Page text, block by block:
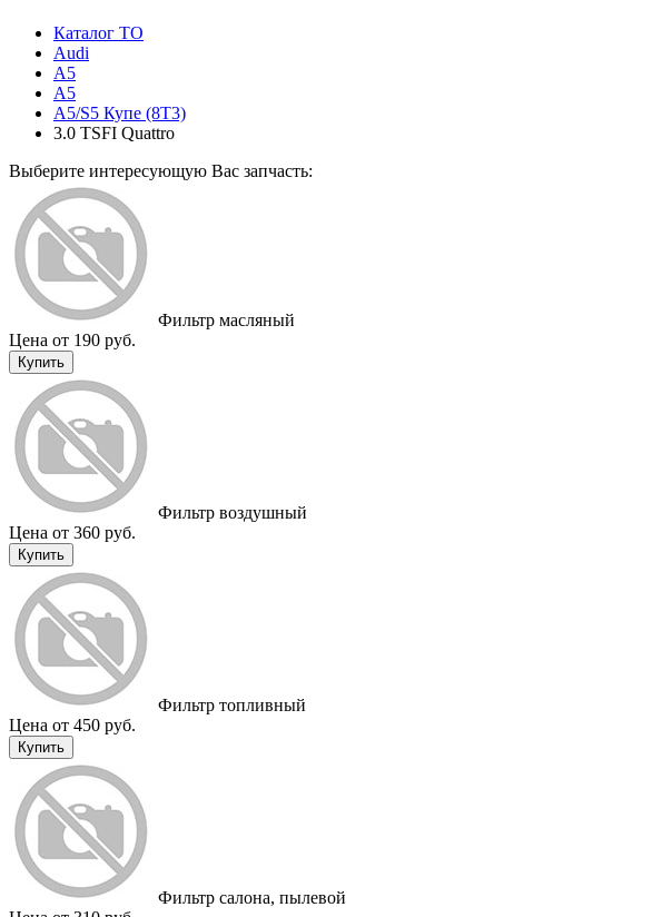
Каталог ТО
Audi
A5
A5
A5/S5 Купе (8T3)
3.0 TSFI Quattro
Выберите интересующую Вас запчасть:
Фильтр масляный
Цена от 190 руб.
Купить
Фильтр воздушный
Цена от 360 руб.
Купить
Фильтр топливный
Цена от 450 руб.
Купить
Фильтр салона, пылевой